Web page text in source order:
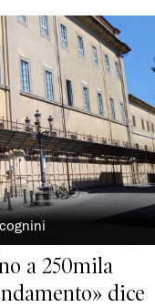
a 250mila
dice